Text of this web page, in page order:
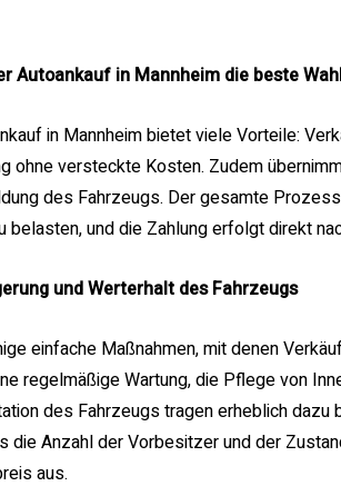
Autoankauf in Mannheim die beste
in Mannheim bietet viele Vorteile:
ohne versteckte Kosten. Zudem
des Fahrzeugs. Der gesamte
belasten, und die Zahlung erfolgt direkt
und Werterhalt des Fahrzeugs
einfache Maßnahmen, mit denen
regelmäßige Wartung, die Pflege von
des Fahrzeugs tragen erheblich
die Anzahl der Vorbesitzer und der
aus.